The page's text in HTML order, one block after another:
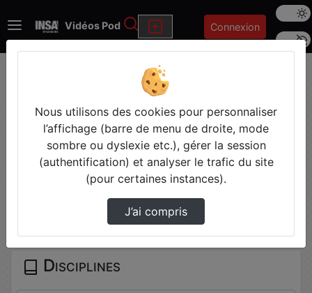
Vidéos Pod Rechercher Connexion
Mode
Police
Conception et commande d’un robot mobile
Prendre des notes
Il n'y a pas de note disponible pour vous pour cette vidéo.
Connectez-vous pour en créer une nouvelle.
Disciplines
Nous utilisons des cookies pour personnaliser
l’affichage (barre de menu de droite, mode
sombre ou dyslexie etc.), gérer la session
(authentification) et analyser le trafic du site
(pour certaines instances).
J’ai compris